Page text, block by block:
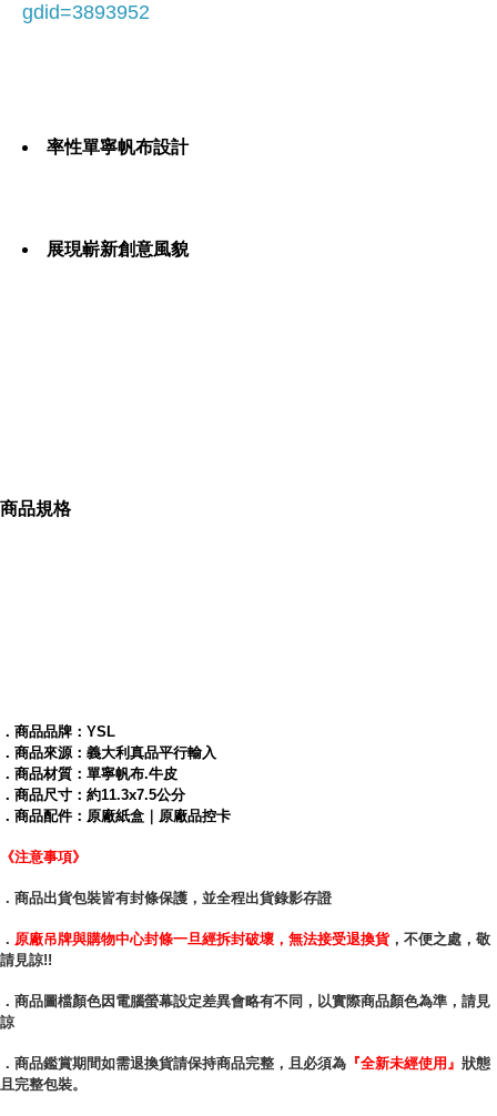
gdid=3893952
率性單寧帆布設計
展現嶄新創意風貌
YSL 藍色丹寧帆布拼接萬用
商品規格
．商品品牌：YSL
．商品來源：義大利真品平行輸入
．商品材質：單寧帆布.牛皮
．商品尺寸：約11.3x7.5公分
．商品配件：原廠紙盒｜原廠品控卡
《注意事項》
．商品出貨包裝皆有封條保護，並全程出貨錄影存證
． 原廠吊牌與購物中心封條一旦經拆封破壞，無法接受退換貨，不便之處，敬
請見諒!!
．商品圖檔顏色因電腦螢幕設定差異會略有不同，以實際商品顏色為準，請見
諒
．商品鑑賞期間如需退換貨請保持商品完整，且必須為 『全新未經使用』 狀態
且完整包裝。